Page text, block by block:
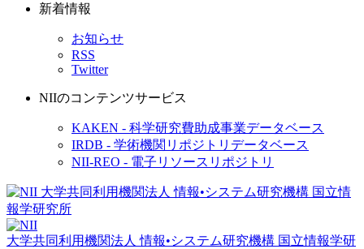
新着情報
お知らせ
RSS
Twitter
NIIのコンテンツサービス
KAKEN - 科学研究費助成事業データベース
IRDB - 学術機関リポジトリデータベース
NII-REO - 電子リソースリポジトリ
大学共同利用機関法人 情報•システム研究機構 国立情報学研